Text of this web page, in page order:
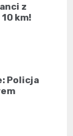
z
km!
Policja